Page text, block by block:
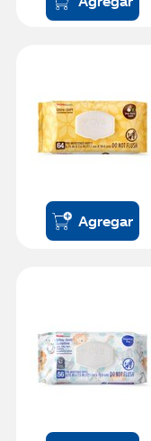
Agregar